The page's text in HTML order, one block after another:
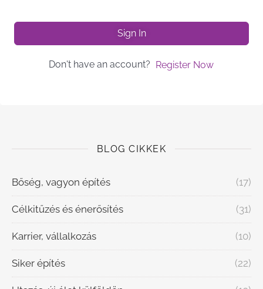
Sign In
Don't have an account? Register Now
BLOG CIKKEK
Bőség, vagyon építés (17)
Célkitűzés és énerősítés (31)
Karrier, vállalkozás (10)
Siker építés (22)